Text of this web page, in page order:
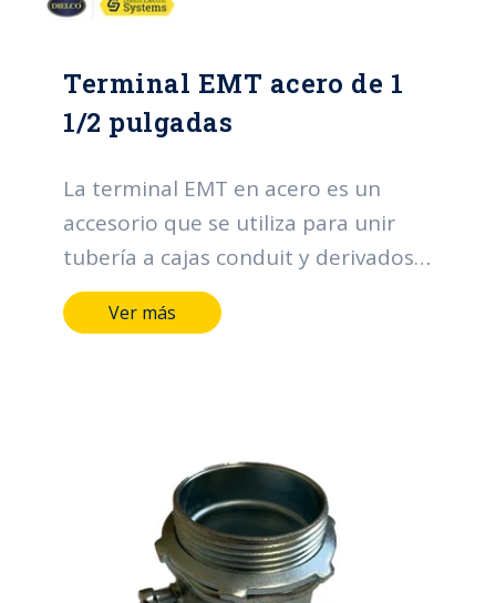
Terminal EMT acero de 1
1/2 pulgadas
La terminal EMT en acero es un
accesorio que se utiliza para unir
tubería a cajas conduit y derivados.
Sus funciones principales se centran
en la organización y protección de
Ver más